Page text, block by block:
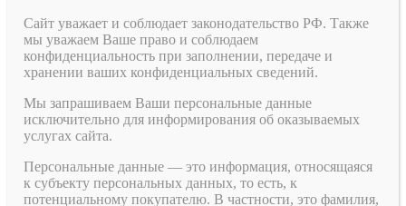
Сайт уважает и соблюдает законодательство РФ. Также
мы уважаем Ваше право и соблюдаем
конфиденциальность при заполнении, передаче и
хранении ваших конфиденциальных сведений.
Мы запрашиваем Ваши персональные данные
исключительно для информирования об оказываемых
услугах сайта.
Персональные данные — это информация, относящаяся
к субъекту персональных данных, то есть, к
потенциальному покупателю. В частности, это фамилия,